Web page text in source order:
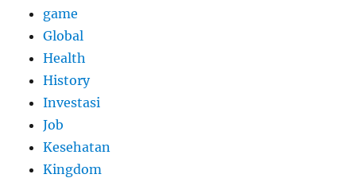
game
Global
Health
History
Investasi
Job
Kesehatan
Kingdom